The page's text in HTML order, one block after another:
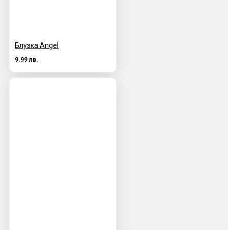
Блузка Angel
9.99 лв.